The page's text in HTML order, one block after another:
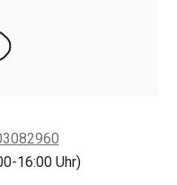
16:00 Uhr)